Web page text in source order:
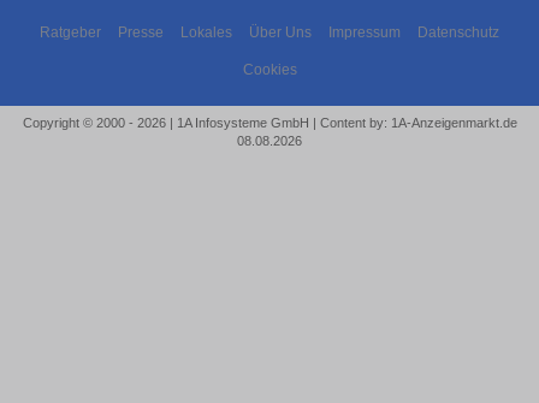
Ratgeber Presse Lokales Über Uns Impressum Datenschutz
Cookies
Copyright © 2000 - 2026 | 1A Infosysteme GmbH | Content by: 1A-Anzeigenmarkt.de
08.08.2026